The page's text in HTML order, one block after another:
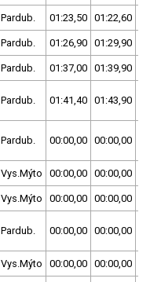
Pardub. 01:23,50 01:22,60
Pardub. 01:26,90 01:29,90
Pardub. 01:37,00 01:39,90
Pardub. 01:41,40 01:43,90
Pardub. 00:00,00 00:00,00
Vys.Mýto 00:00,00 00:00,00
Vys.Mýto 00:00,00 00:00,00
Pardub. 00:00,00 00:00,00
Vys.Mýto 00:00,00 00:00,00